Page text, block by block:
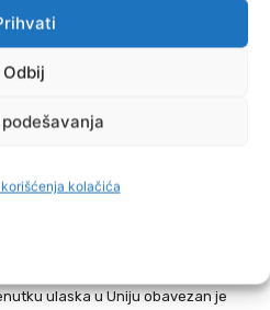
Odbij
kolačića
svojih ljubimaca, znajte da je
po osobi uz obaveznu
hrčaka iz trećih zemalja važno je
i uredno vakcinisani, pišu
ulaska u Uniju obavezan je